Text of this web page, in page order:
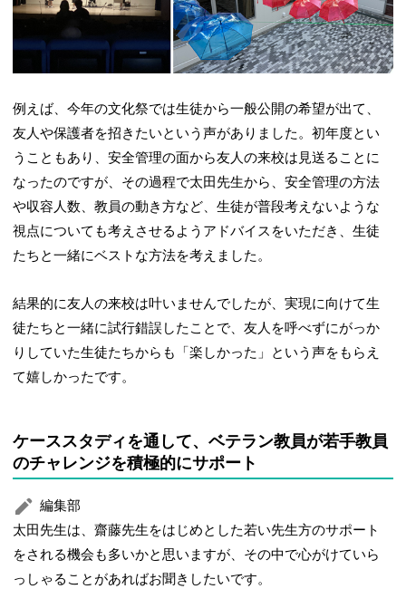
例えば、今年の文化祭では生徒から一般公開の希望が出て、
友人や保護者を招きたいという声がありました。初年度とい
うこともあり、安全管理の面から友人の来校は見送ることに
なったのですが、その過程で太田先生から、安全管理の方法
や収容人数、教員の動き方など、生徒が普段考えないような
視点についても考えさせるようアドバイスをいただき、生徒
たちと一緒にベストな方法を考えました。
結果的に友人の来校は叶いませんでしたが、実現に向けて生
徒たちと一緒に試行錯誤したことで、友人を呼べずにがっか
りしていた生徒たちからも「楽しかった」という声をもらえ
て嬉しかったです。
ケーススタディを通して、ベテラン教員が若手教員
のチャレンジを積極的にサポート
編集部
太田先生は、齋藤先生をはじめとした若い先生方のサポート
をされる機会も多いかと思いますが、その中で心がけていら
っしゃることがあればお聞きしたいです。